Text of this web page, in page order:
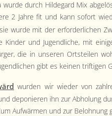
wurde durch Hilde­gard Mix
2 Jahre fit und kann sofort
wurde mit der erforder­lichen
Kinder und Jugendliche, mit
die in unseren Ort­steilen
gibt es keinen
wur­den wir wieder von
deponieren ihn zur Abhol­ung
Aufwär­men und zur